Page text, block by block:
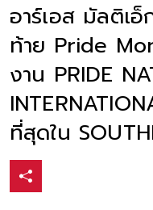
อาร์เอส มัลติเ
ท้าย Pride
งาน PRIDE
ที่สุดใน